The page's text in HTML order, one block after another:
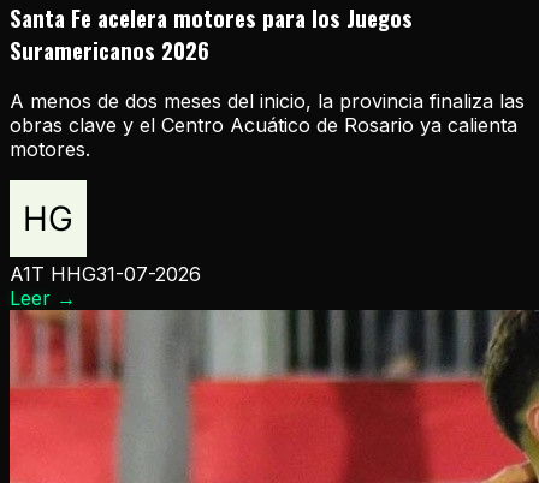
Santa Fe acelera motores para los Juegos
Suramericanos 2026
A menos de dos meses del inicio, la provincia finaliza las
obras clave y el Centro Acuático de Rosario ya calienta
motores.
A1T HHG31-07-2026
Leer →